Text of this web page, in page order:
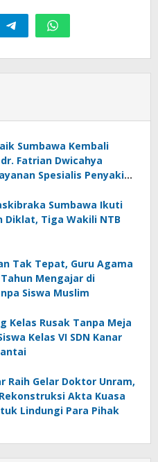
Sumbawa Kembali
Fatrian Dwicahya
Spesialis Penyakit
Sumbawa Ikuti
Diklat, Tiga Wakili NTB
Tak Tepat, Guru Agama
Mengajar di
Siswa Muslim
Kelas Rusak Tanpa Meja
Kelas VI SDN Kanar
Raih Gelar Doktor Unram,
Akta Kuasa
Lindungi Para Pihak